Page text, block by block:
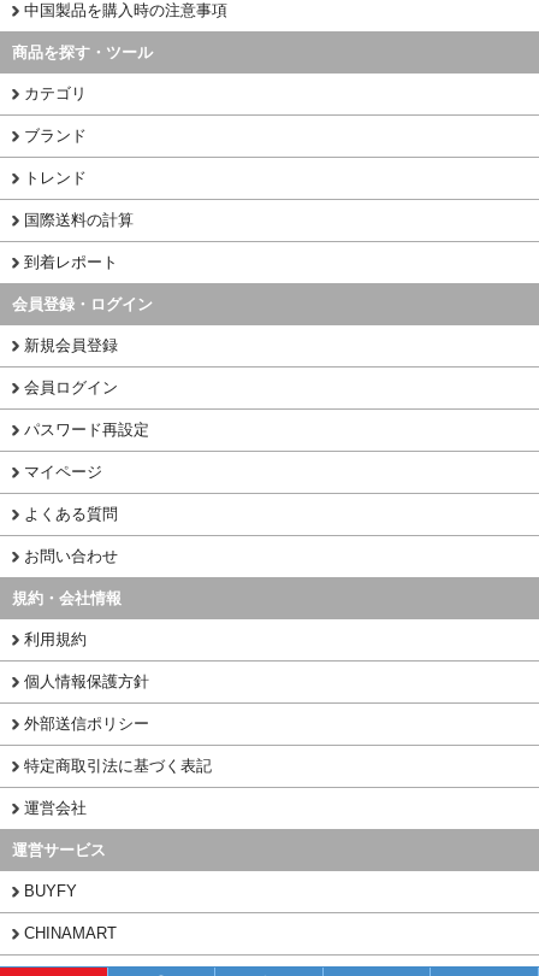
中国製品を購入時の注意事項
商品を探す・ツール
カテゴリ
ブランド
トレンド
国際送料の計算
到着レポート
会員登録・ログイン
新規会員登録
会員ログイン
パスワード再設定
マイページ
よくある質問
お問い合わせ
規約・会社情報
利用規約
個人情報保護方針
外部送信ポリシー
特定商取引法に基づく表記
運営会社
運営サービス
BUYFY
CHINAMART